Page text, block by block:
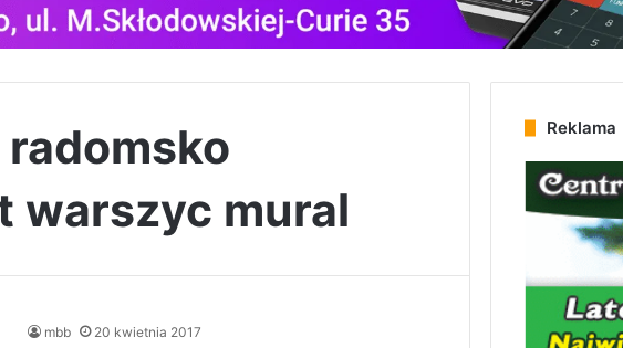
warszyc mural
mbb 20 kwietnia 2017
Reklama